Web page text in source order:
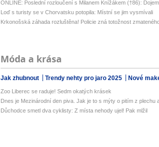
ONLINE: Poslední rozloučení s Milanem Knížákem (†86):
Loď s turisty se v Chorvatsku potopila: Místní se jim vysmívali
Krkonošská záhada rozluštěna! Policie zná totožnost
Móda a krása
Jak zhubnout Trendy nehty pro jaro 2025 Nové
Zoo Liberec se raduje! Sedm okatých krásek
Dnes je Mezinárodní den piva. Jak je to s mýty o pitím z plechu
Důchodce smetl dva cyklisty: Z místa nehody ujel! Pak mlžil